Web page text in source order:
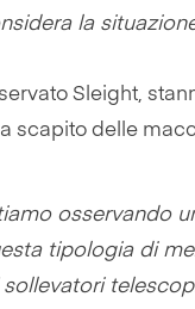
la
Sleight,
scapito delle
osservando
tipologia di
sollevatori